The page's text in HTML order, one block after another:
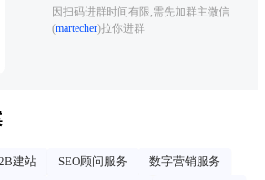
因扫码进群时间有限,需先加群主微信
(martecher)拉你进群
建站 SEO顾问服务
数字营销服务